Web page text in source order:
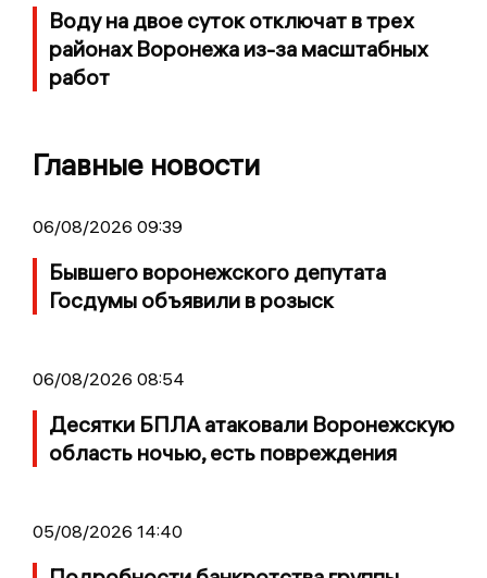
Воду на двое суток отключат в трех
районах Воронежа из-за масштабных
работ
Главные новости
06/08/2026 09:39
Бывшего воронежского депутата
Госдумы объявили в розыск
06/08/2026 08:54
Десятки БПЛА атаковали Воронежскую
область ночью, есть повреждения
05/08/2026 14:40